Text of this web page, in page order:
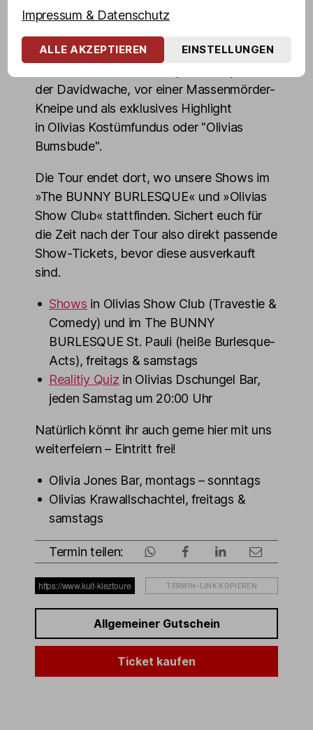
In rund 100 Minuten geht's von der Großen
Rotlicht-Dschungel mit Zwischenstopps
der Davidwache, vor einer Massenmörder-
Kneipe und als exklusives Highlight
in Olivias Kostümfundus oder "Olivias
Bumsbude".
Die Tour endet dort, wo unsere Shows im
»The BUNNY BURLESQUE« und »Olivias
Show Club« stattfinden. Sichert euch für
die Zeit nach der Tour also direkt passende
Show-Tickets, bevor diese ausverkauft
sind.
Shows in Olivias Show Club (Travestie &
Comedy) und im The BUNNY
BURLESQUE St. Pauli (heiße Burlesque-
Acts), freitags & samstags
Realitiy Quiz in Olivias Dschungel Bar,
jeden Samstag um 20:00 Uhr
Natürlich könnt ihr auch gerne hier mit uns
weiterfeiern – Eintritt frei!
Olivia Jones Bar, montags – sonntags
Olivias Krawallschachtel, freitags &
samstags
Termin teilen:
TERMIN-LINK KOPIEREN
Allgemeiner Gutschein
Ticket kaufen
Impressum & Datenschutz
ALLE AKZEPTIEREN EINSTELLUNGEN